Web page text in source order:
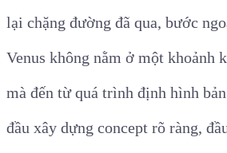
lại chặng đường đã qua, bước
Venus không nằm ở một khoảnh
mà đến từ quá trình định hình
đầu xây dựng concept rõ ràng,